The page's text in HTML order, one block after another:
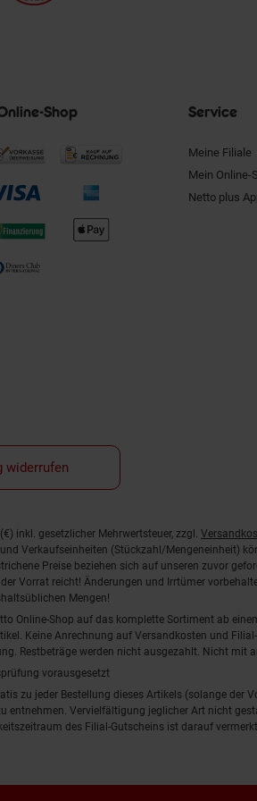
Shop Service
Meine Filiale
Mein Online-
Netto plus
widerrufen
inkl. gesetzlicher Mehrwertsteuer, zzgl.
Verkaufseinheiten (Stückzahl/Mengeneinheit)
Preise beziehen sich auf unseren zuvor
Vorrat reicht! Änderungen und Irrtümer
Mengen!
Online-Shop auf das komplette Sortiment ab
Keine Anrechnung auf Versandkosten und
Restbeträge werden nicht ausgezahlt. Nicht mit
vorausgesetzt
zu jeder Bestellung dieses Artikels (solange
entnehmen. Vervielfältigung jeglicher Art nicht
des Filial-Gutscheins ist darauf vermerkt.